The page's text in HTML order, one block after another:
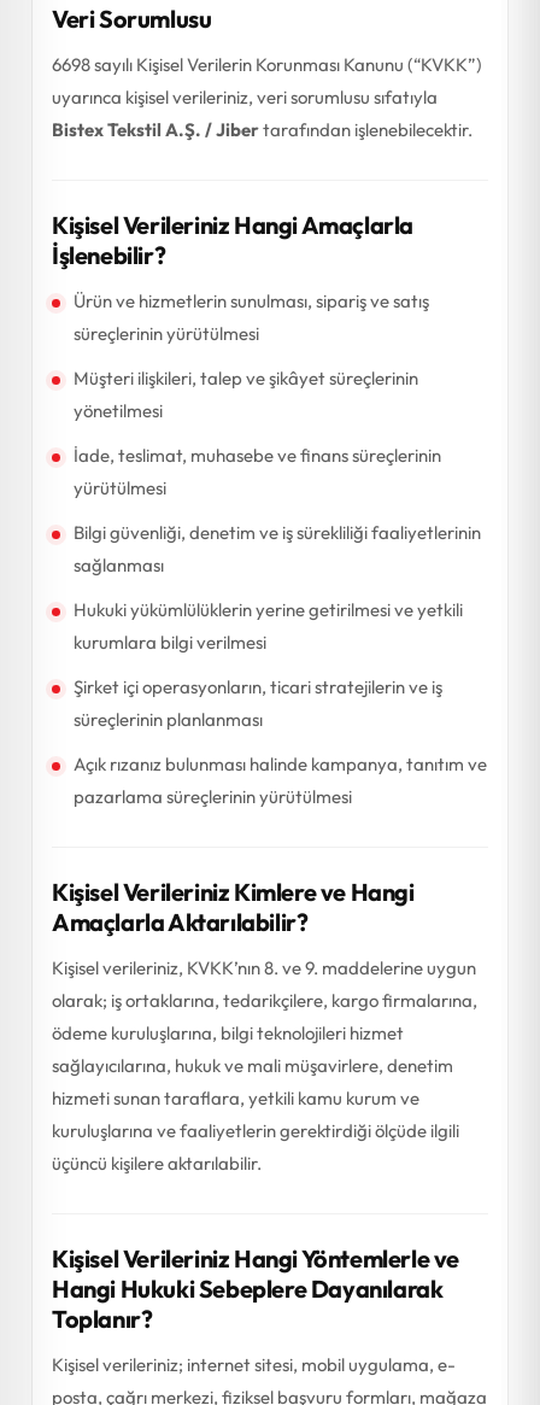
Veri Sorumlusu
6698 sayılı Kişisel Verilerin Korunması Kanunu (“KVKK”)
uyarınca kişisel verileriniz, veri sorumlusu sıfatıyla
Bistex Tekstil A.Ş. / Jibertarafından işlenebilecektir.
Kişisel Verileriniz Hangi Amaçlarla
İşlenebilir?
Ürün ve hizmetlerin sunulması, sipariş ve satış
süreçlerinin yürütülmesi
Müşteri ilişkileri, talep ve şikâyet süreçlerinin
yönetilmesi
İade, teslimat, muhasebe ve finans süreçlerinin
yürütülmesi
Bilgi güvenliği, denetim ve iş sürekliliği faaliyetlerinin
sağlanması
Hukuki yükümlülüklerin yerine getirilmesi ve yetkili
kurumlara bilgi verilmesi
Şirket içi operasyonların, ticari stratejilerin ve iş
süreçlerinin planlanması
Açık rızanız bulunması halinde kampanya, tanıtım ve
pazarlama süreçlerinin yürütülmesi
Kişisel Verileriniz Kimlere ve Hangi
Amaçlarla Aktarılabilir?
Kişisel verileriniz, KVKK’nın 8. ve 9. maddelerine uygun
olarak; iş ortaklarına, tedarikçilere, kargo firmalarına,
ödeme kuruluşlarına, bilgi teknolojileri hizmet
sağlayıcılarına, hukuk ve mali müşavirlere, denetim
hizmeti sunan taraflara, yetkili kamu kurum ve
kuruluşlarına ve faaliyetlerin gerektirdiği ölçüde ilgili
üçüncü kişilere aktarılabilir.
Kişisel Verileriniz Hangi Yöntemlerle ve
Hangi Hukuki Sebeplere Dayanılarak
Toplanır?
Kişisel verileriniz; internet sitesi, mobil uygulama, e-
posta, çağrı merkezi, fiziksel başvuru formları, mağaza